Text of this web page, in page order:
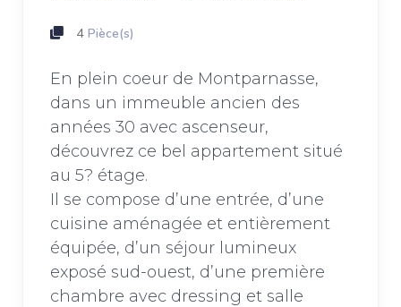
4 Pièce(s)
En plein coeur de Montparnasse,
dans un immeuble ancien des
années 30 avec ascenseur,
découvrez ce bel appartement situé
au 5? étage.
Il se compose d’une entrée, d’une
cuisine aménagée et entièrement
équipée, d’un séjour lumineux
exposé sud-ouest, d’une première
chambre avec dressing et salle